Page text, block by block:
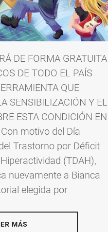
DE FORMA GRATUITA
DE TODO EL PAÍS
QUE
SENSIBILIZACIÓN Y EL
ESTA CONDICIÓN EN
motivo del Día
Trastorno por Déficit
(TDAH),
nuevamente a Bianca
elegida por
MÁS